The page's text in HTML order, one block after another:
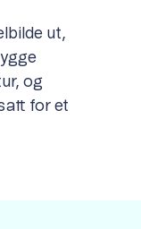
ut,
og
for et